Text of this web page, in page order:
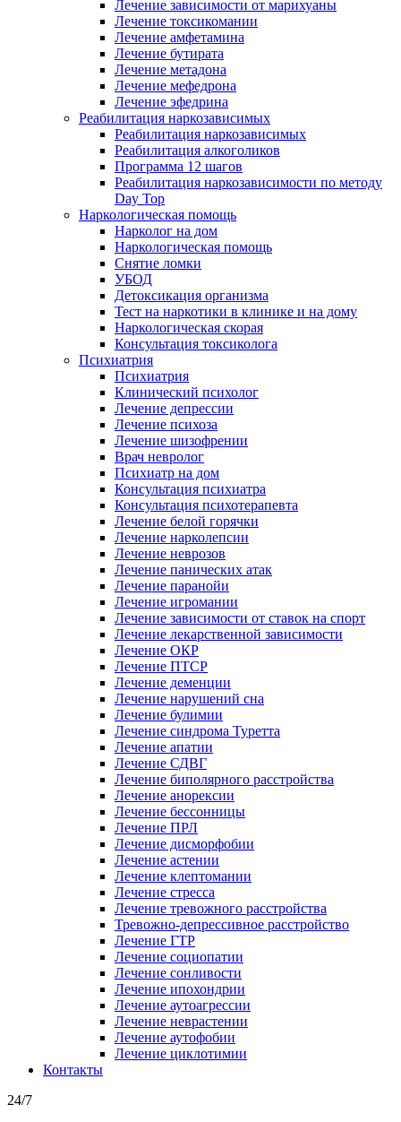
Лечение зависимости от марихуаны
Лечение токсикомании
Лечение амфетамина
Лечение бутирата
Лечение метадона
Лечение мефедрона
Лечение эфедрина
Реабилитация наркозависимых
Реабилитация наркозависимых
Реабилитация алкоголиков
Программа 12 шагов
Реабилитация наркозависимости по методу
Day Top
Наркологическая помощь
Нарколог на дом
Наркологическая помощь
Снятие ломки
УБОД
Детоксикация организма
Тест на наркотики в клинике и на дому
Наркологическая скорая
Консультация токсиколога
Психиатрия
Психиатрия
Клинический психолог
Лечение депрессии
Лечение психоза
Лечение шизофрении
Врач невролог
Психиатр на дом
Консультация психиатра
Консультация психотерапевта
Лечение белой горячки
Лечение нарколепсии
Лечение неврозов
Лечение панических атак
Лечение паранойи
Лечение игромании
Лечение зависимости от ставок на спорт
Лечение лекарственной зависимости
Лечение ОКР
Лечение ПТСР
Лечение деменции
Лечение нарушений сна
Лечение булимии
Лечение синдрома Туретта
Лечение апатии
Лечение СДВГ
Лечение биполярного расстройства
Лечение анорексии
Лечение бессонницы
Лечение ПРЛ
Лечение дисморфобии
Лечение астении
Лечение клептомании
Лечение стресса
Лечение тревожного расстройства
Тревожно-депрессивное расстройство
Лечение ГТР
Лечение социопатии
Лечение сонливости
Лечение ипохондрии
Лечение аутоагрессии
Лечение неврастении
Лечение аутофобии
Лечение циклотимии
Контакты
24/7